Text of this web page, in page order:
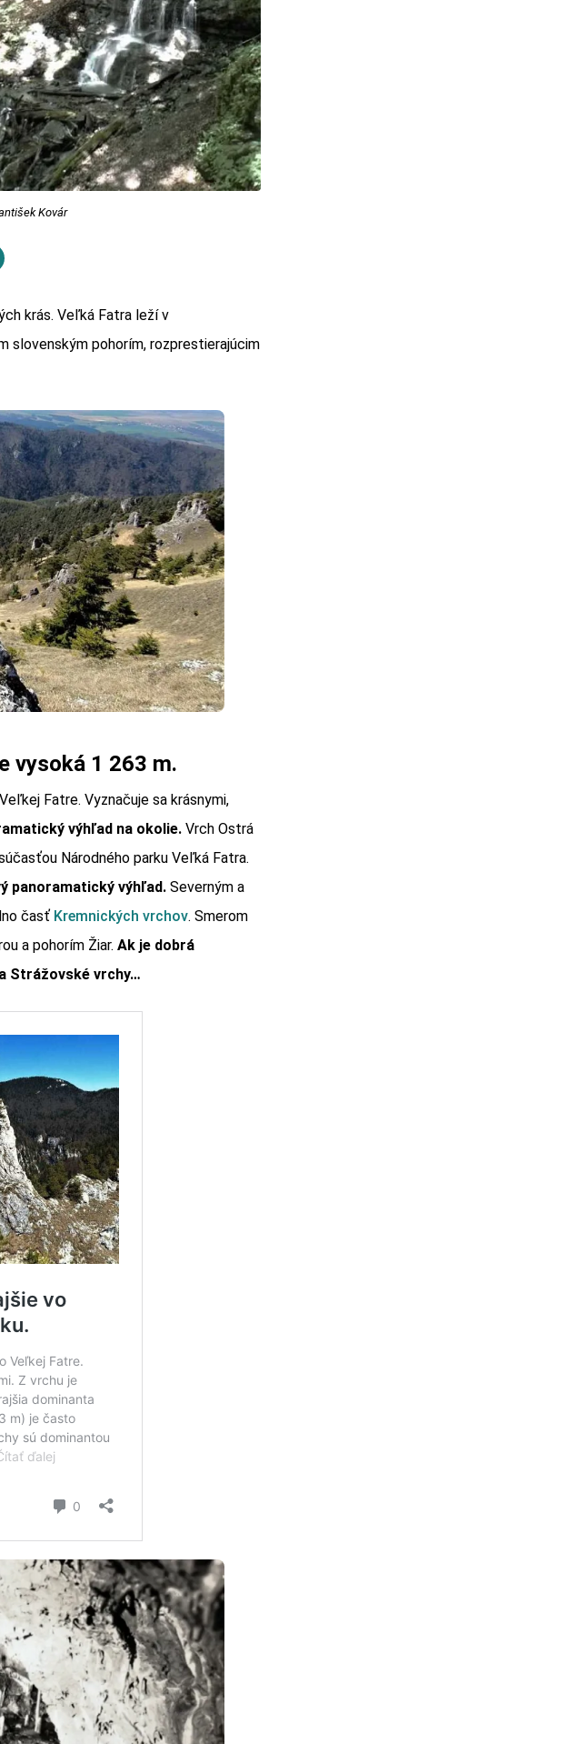
Kovár
krás. Veľká Fatra leží v
slovenským pohorím, rozprestierajúcim
vysoká 1 263 m.
Fatre. Vyznačuje sa krásnymi,
výhľad na okolie. Vrch Ostrá
Národného parku Veľká Fatra.
panoramatický výhľad. Severným a
časť Kremnických vrchov. Smerom
a pohorím Žiar. Ak je dobrá
Strážovské vrchy…